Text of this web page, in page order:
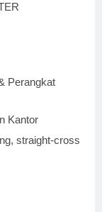
Perangkat
Kantor
straight-cross